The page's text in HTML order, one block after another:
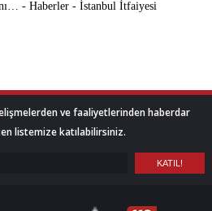
ve faaliyetlerinden haberdar
listemize katılabilirsiniz.